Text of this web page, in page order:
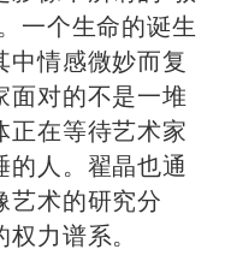
一个生命的诞生
情感微妙而复
面对的不是一堆
正在等待艺术家
人。翟晶也通
艺术的研究分
力谱系。